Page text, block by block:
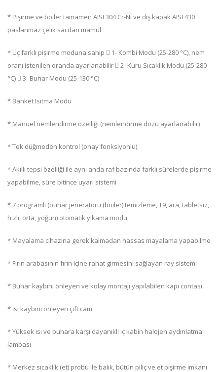
* Pişirme ve boiler tamamen AISI 304 Cr-Ni ve dış kapak AISI 430
paslanmaz çelik sacdan mamul
* Üç farklı pişirme moduna sahip  1- Kombi Modu (25-280 °C), nem
oranı istenilen oranda ayarlanabilir  2- Kuru Sıcaklık Modu (25-280
°C)  3- Buhar Modu (25-130 °C)
* Banket Isıtma Modu
* Manuel nemlendirme özelliği (nemlendirme dozu ayarlanabilir)
* Tek düğmeden kontrol (onay fonksiyonlu).
* Akıllı tepsi özelliği ile aynı anda raf bazında farklı sürelerde pişirme
yapabilme, süre bitince uyarı sistemi
* 7 programlı (buhar jeneratörü (boiler) temizleme, T9, ara, tabletsiz,
hızlı, orta, yoğun) otomatik yıkama modu
* Mayalama cihazına gerek kalmadan hassas mayalama yapabilme
* Fırın arabasının fırın içine rahat girmesini sağlayan ray sistemi
* Buhar kaybını önleyen ve kolay montajı yapılabilen kapı contası
* Isı kaybını önleyen çift cam
* Yüksek ısı ve buhara karşı dayanıklı iç kabin halojen aydınlatma
lambası
* Merkez sıcaklık (et) probu ile balık, bütün piliç ve et pişirme imkanı